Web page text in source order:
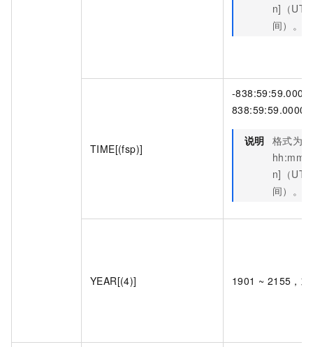
n]（UTC
间）。
TIME[(fsp)]
-
说明 格式为
n]（UTC
间）。
YEAR[(4)] 1901 ~ 2155，或